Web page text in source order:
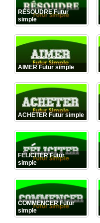
RÉSOUDRE Futur
simple
AIMER Futur simple
ACHETER Futur simple
FÉLICITER Futur
simple
COMMENCER Futur
simple